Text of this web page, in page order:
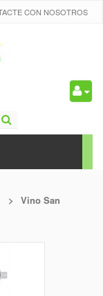
CON NOSOTROS
>
Vino San